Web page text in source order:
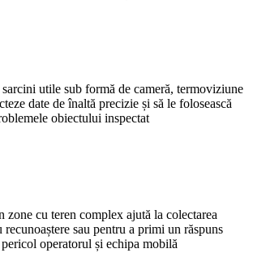
utile sub formă de cameră, termoviziune
date de înaltă precizie și să le folosească
obiectului inspectat
zone cu teren complex ajută la colectarea
recunoaștere sau pentru a primi un răspuns
operatorul și echipa mobilă